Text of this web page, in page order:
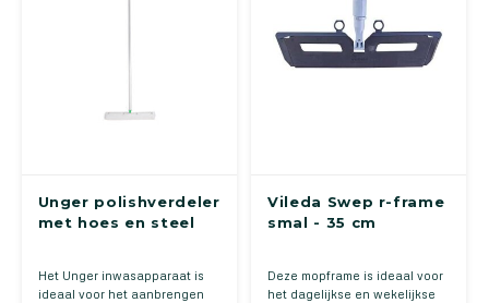
Unger polishverdeler
met hoes en steel
Het Unger inwasapparaat is
ideaal voor het aanbrengen
Vileda Swep r-frame
smal - 35 cm
Deze mopframe is ideaal voor
het dagelijkse en wekelijkse